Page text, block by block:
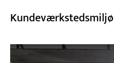
Kundeværkstedsmiljø